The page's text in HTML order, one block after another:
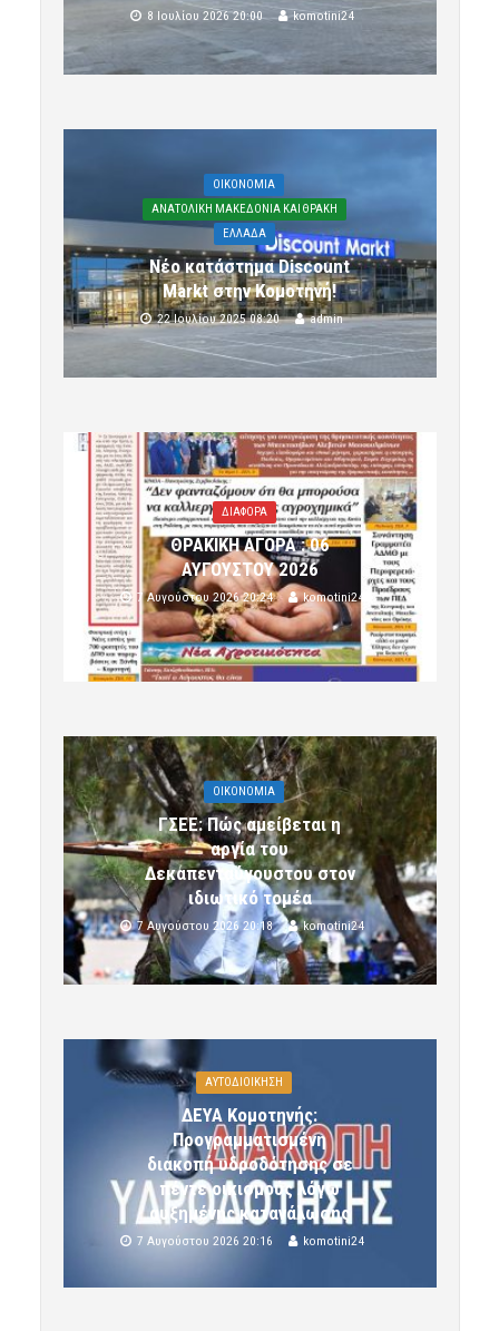
8 Ιουλίου 2026 20:00 komotini24
OIKONOMIA
ΑΝΑΤΟΛΙΚΗ ΜΑΚΕΔΟΝΙΑ ΚΑΙ ΘΡΑΚΗ
ΕΛΛΑΔΑ
Νέο κατάστημα Discount
Markt στην Κομοτηνή!
22 Ιουλίου 2025 08:20 admin
ΔΙΑΦΟΡΑ
ΘΡΑΚΙΚΗ ΑΓΟΡΑ : 06
ΑΥΓΟΥΣΤΟΥ 2026
7 Αυγούστου 2026 20:24 komotini24
OIKONOMIA
ΓΣΕΕ: Πώς αμείβεται η
αργία του
Δεκαπενταύγουστου στον
ιδιωτικό τομέα
7 Αυγούστου 2026 20:18 komotini24
ΑΥΤΟΔΙΟΙΚΗΣΗ
ΔΕΥΑ Κομοτηνής:
Προγραμματισμένη
διακοπή υδροδότησης σε
πέντε οικισμούς λόγω
αυξημένης κατανάλωσης
7 Αυγούστου 2026 20:16 komotini24